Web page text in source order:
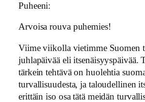
Puheeni:
Arvoisa rouva puhemies!
Viime viikolla vietimme Suomen
juhlapäivää eli itsenäisyyspäivää.
tärkein tehtävä on huolehtia
turvallisuudesta, ja taloudellinen
erittäin iso osa tätä meidän